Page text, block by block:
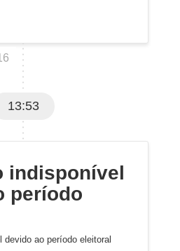
13:53
indisponível
período
devido ao período eleitoral